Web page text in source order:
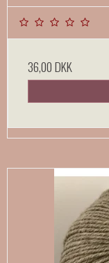
36,00 DKK